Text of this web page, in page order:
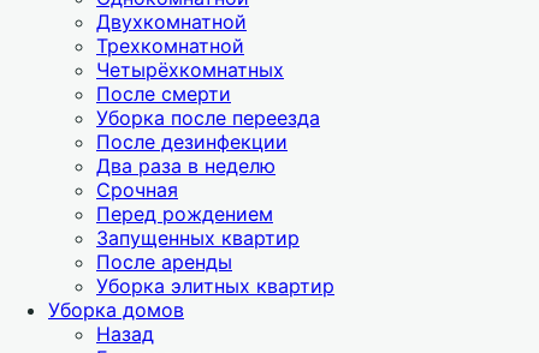
Двухкомнатной
Трехкомнатной
Четырёхкомнатных
После смерти
Уборка после переезда
После дезинфекции
Два раза в неделю
Срочная
Перед рождением
Запущенных квартир
После аренды
Уборка элитных квартир
Уборка домов
Назад